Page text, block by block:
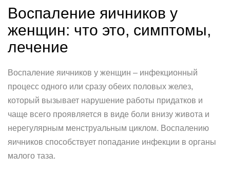
Воспаление яичников у
женщин: что это, симптомы,
лечение
Воспаление яичников у женщин – инфекционный
процесс одного или сразу обеих половых желез,
который вызывает нарушение работы придатков и
чаще всего проявляется в виде боли внизу живота и
нерегулярным менструальным циклом. Воспалению
яичников способствует попадание инфекции в органы
малого таза.